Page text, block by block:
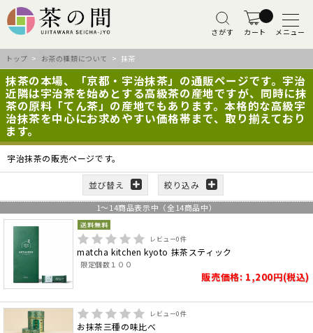
さがす カート メニュー
トップ > お茶の種類について > 抹茶
抹茶の本場、「京都・宇治抹茶」の通販ページです。宇治
近隣は宇治茶を始めとする高級茶の産地ですが、同時に抹
茶の原料「てん茶」の産地でもあります。本格的な高級宇
治抹茶を中心にお求めやすい価格帯まで、取り揃えており
ます。
宇治抹茶の販売ページです。
並び替え 絞り込み
1～ 14商品表示中（全 14商品中）
レビュー0件
matcha kitchen kyoto 抹茶スティック
限定個数１００
販売価格: 1,200円(税込)
レビュー0件
お抹茶三種の味比べ